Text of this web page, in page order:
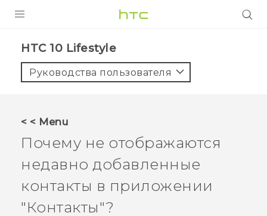
5G
VIVERSE
ПОДДЕРЖКА
HTC 10 Lifestyle‎
Руководства пользователя
< < Menu
Почему не отображаются
недавно добавленные
контакты в приложении
"‍Контакты"‍?